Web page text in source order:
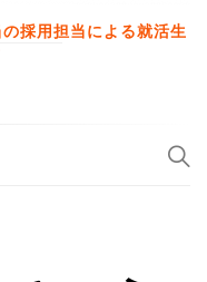
採用担当による就活生